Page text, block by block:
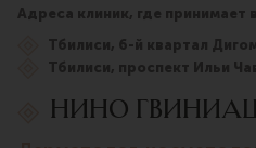
Адреса клиник, где принимает
Тбилиси, 6-й квартал
Тбилиси, проспект Ильи
НИНО